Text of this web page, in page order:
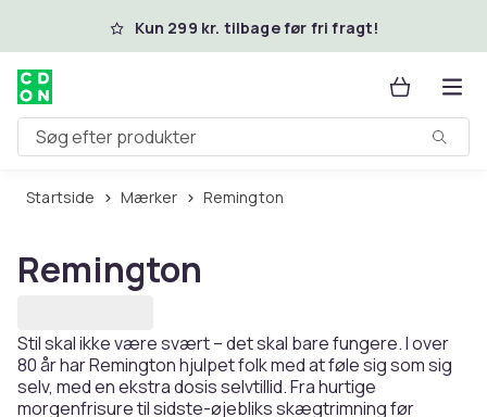
Spring til hovedindhold
Kun 299 kr. tilbage før fri fragt!
Søg efter produkter
Startside Mærker Remington
Remington
Stil skal ikke være svært – det skal bare fungere. I over
80 år har Remington hjulpet folk med at føle sig som sig
selv, med en ekstra dosis selvtillid. Fra hurtige
morgenfrisure til sidste-øjebliks skægtrimning før